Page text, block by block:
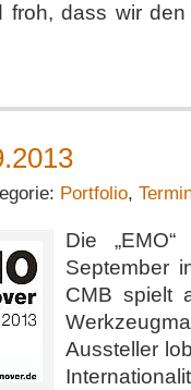
froh, dass wir
Portfolio,
Die
September
CMB spielt
Aussteller